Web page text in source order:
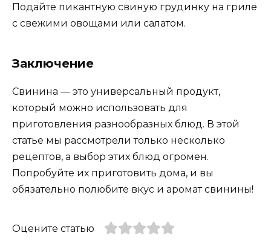
Подайте пикантную свиную грудинку на гриле
с свежими овощами или салатом.
Заключение
Свинина — это универсальный продукт,
который можно использовать для
приготовления разнообразных блюд. В этой
статье мы рассмотрели только несколько
рецептов, а выбор этих блюд огромен.
Попробуйте их приготовить дома, и вы
обязательно полюбите вкус и аромат свинины!
Оцените статью